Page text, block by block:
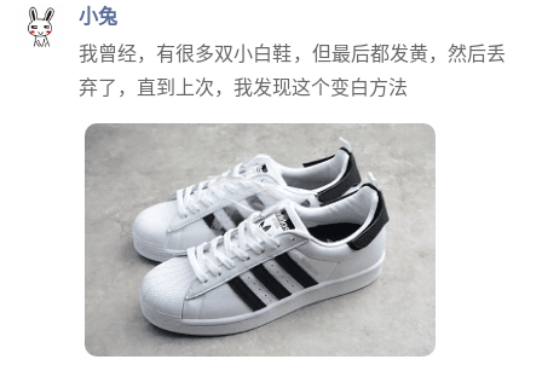
小兔
我曾经，有很多双小白鞋，但最后都发黄，然后丢
弃了，直到上次，我发现这个变白方法